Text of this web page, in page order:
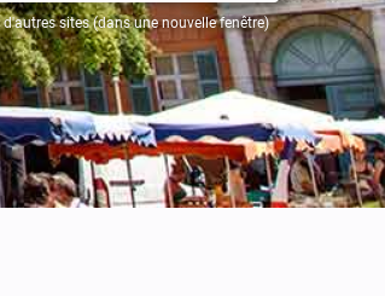
sites (dans une nouvelle fenêtre)